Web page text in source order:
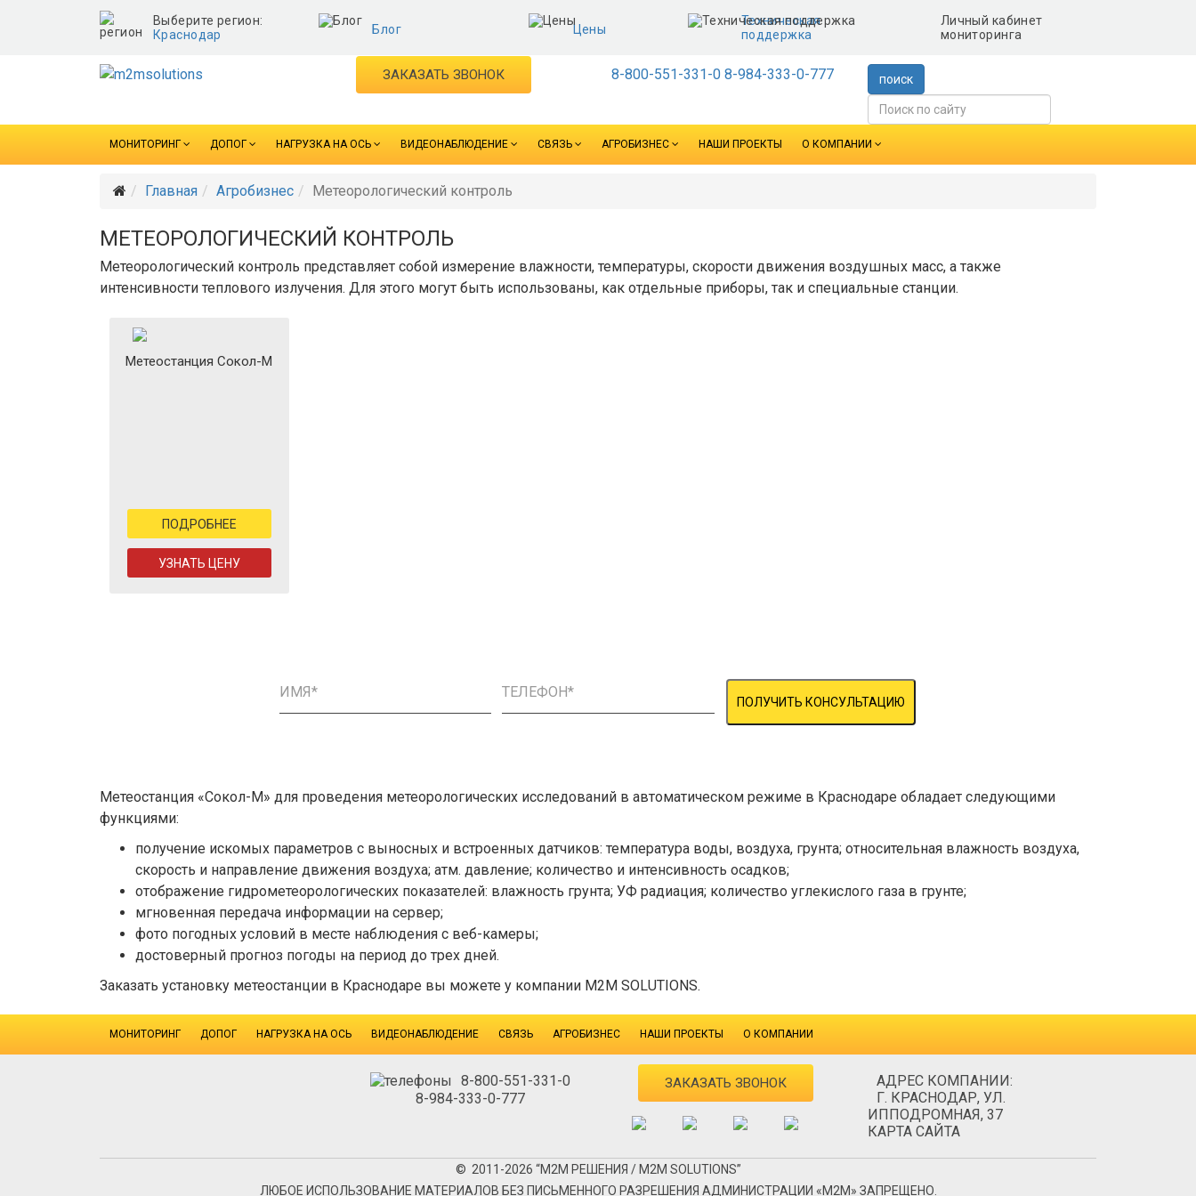
Выберите регион:
Краснодар
Блог Цены
Техническая
поддержка
Личный кабинет
мониторинга
ЗАКАЗАТЬ ЗВОНОК 8-800-551-331-0 8-984-333-0-777 поиск
МОНИТОРИНГ ДОПОГ НАГРУЗКА НА ОСЬ ВИДЕОНАБЛЮДЕНИЕ СВЯЗЬ АГРОБИЗНЕС НАШИ ПРОЕКТЫ О КОМПАНИИ
Главная Агробизнес Метеорологический контроль
МЕТЕОРОЛОГИЧЕСКИЙ КОНТРОЛЬ
Метеорологический контроль представляет собой измерение влажности, температуры, скорости движения воздушных масс, а также
интенсивности теплового излучения. Для этого могут быть использованы, как отдельные приборы, так и специальные станции.
Метеостанция Сокол-М
ПОДРОБНЕЕ
УЗНАТЬ ЦЕНУ
ПОЛУЧИТЬ КОНСУЛЬТАЦИЮ
Метеостанция «Сокол-М» для проведения метеорологических исследований в автоматическом режиме в Краснодаре обладает следующими
функциями:
получение искомых параметров с выносных и встроенных датчиков: температура воды, воздуха, грунта; относительная влажность воздуха,
скорость и направление движения воздуха; атм. давление; количество и интенсивность осадков;
отображение гидрометеорологических показателей: влажность грунта; УФ радиация; количество углекислого газа в грунте;
мгновенная передача информации на сервер;
фото погодных условий в месте наблюдения с веб-камеры;
достоверный прогноз погоды на период до трех дней.
Заказать установку метеостанции в Краснодаре вы можете у компании M2M SOLUTIONS.
МОНИТОРИНГ ДОПОГ НАГРУЗКА НА ОСЬ ВИДЕОНАБЛЮДЕНИЕ СВЯЗЬ АГРОБИЗНЕС НАШИ ПРОЕКТЫ О КОМПАНИИ
8-800-551-331-0
8-984-333-0-777
ЗАКАЗАТЬ ЗВОНОК
АДРЕС КОМПАНИИ:
Г. КРАСНОДАР, УЛ.
ИППОДРОМНАЯ, 37
КАРТА САЙТА
© 2011-2026 “М2М РЕШЕНИЯ / M2M SOLUTIONS”
ЛЮБОЕ ИСПОЛЬЗОВАНИЕ МАТЕРИАЛОВ БЕЗ ПИСЬМЕННОГО РАЗРЕШЕНИЯ АДМИНИСТРАЦИИ «М2М» ЗАПРЕЩЕНО.